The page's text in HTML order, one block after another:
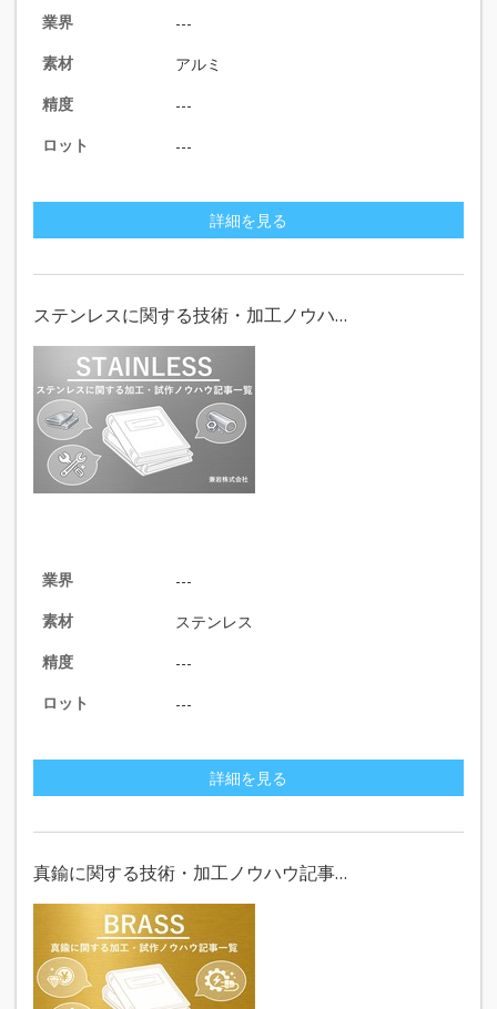
業界
---
素材
アルミ
精度
---
ロット
---
詳細を見る
ステンレスに関する技術・加工ノウハ…
業界
---
素材
ステンレス
精度
---
ロット
---
詳細を見る
真鍮に関する技術・加工ノウハウ記事…